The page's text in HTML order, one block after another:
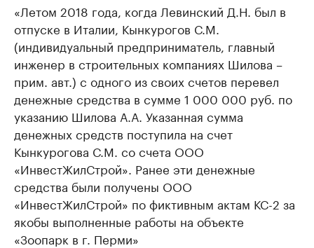
«Летом 2018 года, когда Левинский Д.Н. был в
отпуске в Италии, Кынкурогов С.М.
(индивидуальный предприниматель, главный
инженер в строительных компаниях Шилова –
прим. авт.) с одного из своих счетов перевел
денежные средства в сумме 1 000 000 руб. по
указанию Шилова А.А. Указанная сумма
денежных средств поступила на счет
Кынкурогова С.М. со счета ООО
«ИнвестЖилСтрой». Ранее эти денежные
средства были получены ООО
«ИнвестЖилСтрой» по фиктивным актам КС-2 за
якобы выполненные работы на объекте
«Зоопарк в г. Перми»